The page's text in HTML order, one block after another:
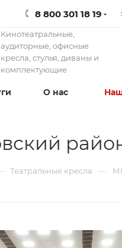
8 800 301 18 19
Кинотеатральные,
аудиторные, офисные
кресла, стулья, диваны и
комплектующие
О нас
Театральные кресла —